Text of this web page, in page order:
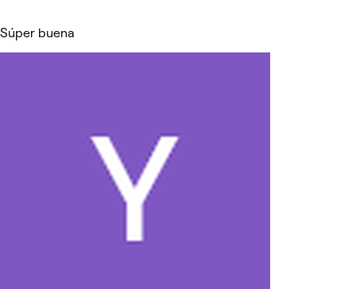
Súper buena